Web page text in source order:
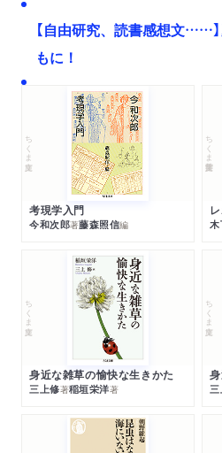
【自由研究、読書感想文……
もに！
ちくま文庫
考現学入門
今和次郎著藤森照信編
ちくま学芸文庫
ちくま文庫
身近な雑草の愉快な生きかた
三上修著稲垣栄洋著
ちくま文庫